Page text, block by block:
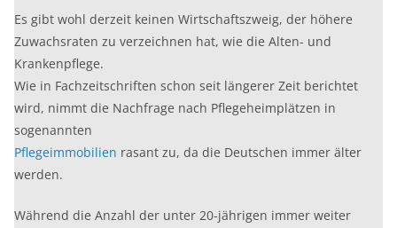
Es gibt wohl derzeit keinen Wirtschaftszweig, der höhere
Zuwachsraten zu verzeichnen hat, wie die Alten- und
Krankenpflege.
Wie in Fachzeitschriften schon seit längerer Zeit berichtet
wird, nimmt die Nachfrage nach Pflegeheimplätzen in
sogenannten
Pflegeimmobilien rasant zu, da die Deutschen immer älter
werden.
Während die Anzahl der unter 20-jährigen immer weiter